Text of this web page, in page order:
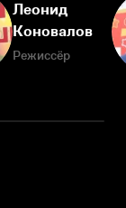
Леонид
Коновалов
Режиссёр